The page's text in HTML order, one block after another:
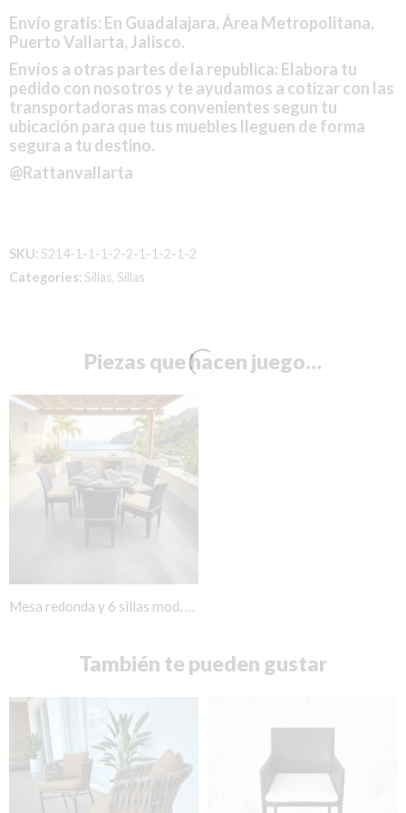
Envío gratis: En Guadalajara, Área Metropolitana,
Puerto Vallarta, Jalisco.
Envíos a otras partes de la republica: Elabora tu
pedido con nosotros y te ayudamos a cotizar con las
transportadoras mas convenientes segun tu
ubicación para que tus muebles lleguen de forma
segura a tu destino.
@Rattanvallarta
SKU: S214-1-1-1-2-2-1-1-2-1-2
Categories: Sillas, Sillas
Piezas que hacen juego…
También te pueden gustar